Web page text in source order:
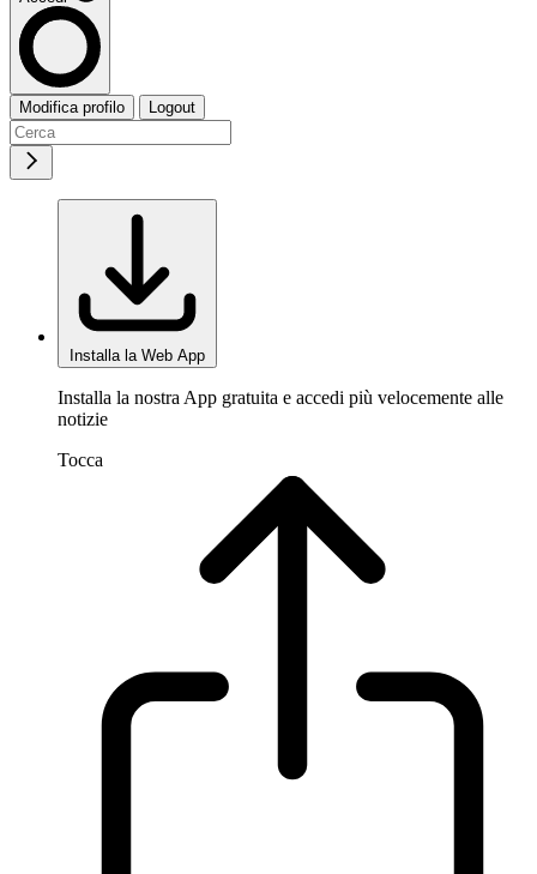
Modifica profilo Logout
Installa la Web App
Installa la nostra App gratuita e accedi più velocemente alle
notizie
Tocca